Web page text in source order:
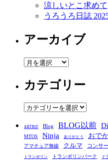
涼しいとこ求めて
うろうろ日誌
アーカイブ
ア
カ
イ
ブ
カテゴリー
カ
ゴ
リ
ー
ARTRIZ Blog BLOG以前
MTOS
Ninja ありがとう おで
アマチュア無線 クルマ コンサ
トランポリン トランポリンパーク ド